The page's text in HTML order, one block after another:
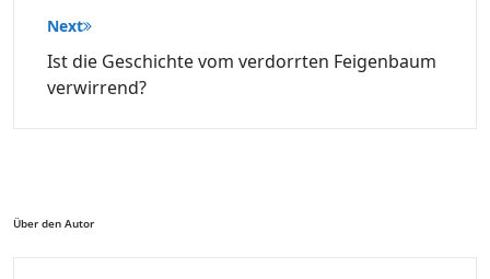
Next
Ist die Geschichte vom verdorrten Feigenbaum
verwirrend?
Über den Autor